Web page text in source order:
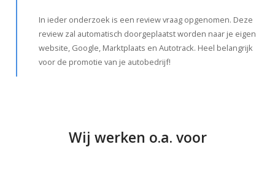
In ieder onderzoek is een review vraag opgenomen. Deze
review zal automatisch doorgeplaatst worden naar je eigen
website, Google, Marktplaats en Autotrack. Heel belangrijk
voor de promotie van je autobedrijf!
Wij werken o.a. voor